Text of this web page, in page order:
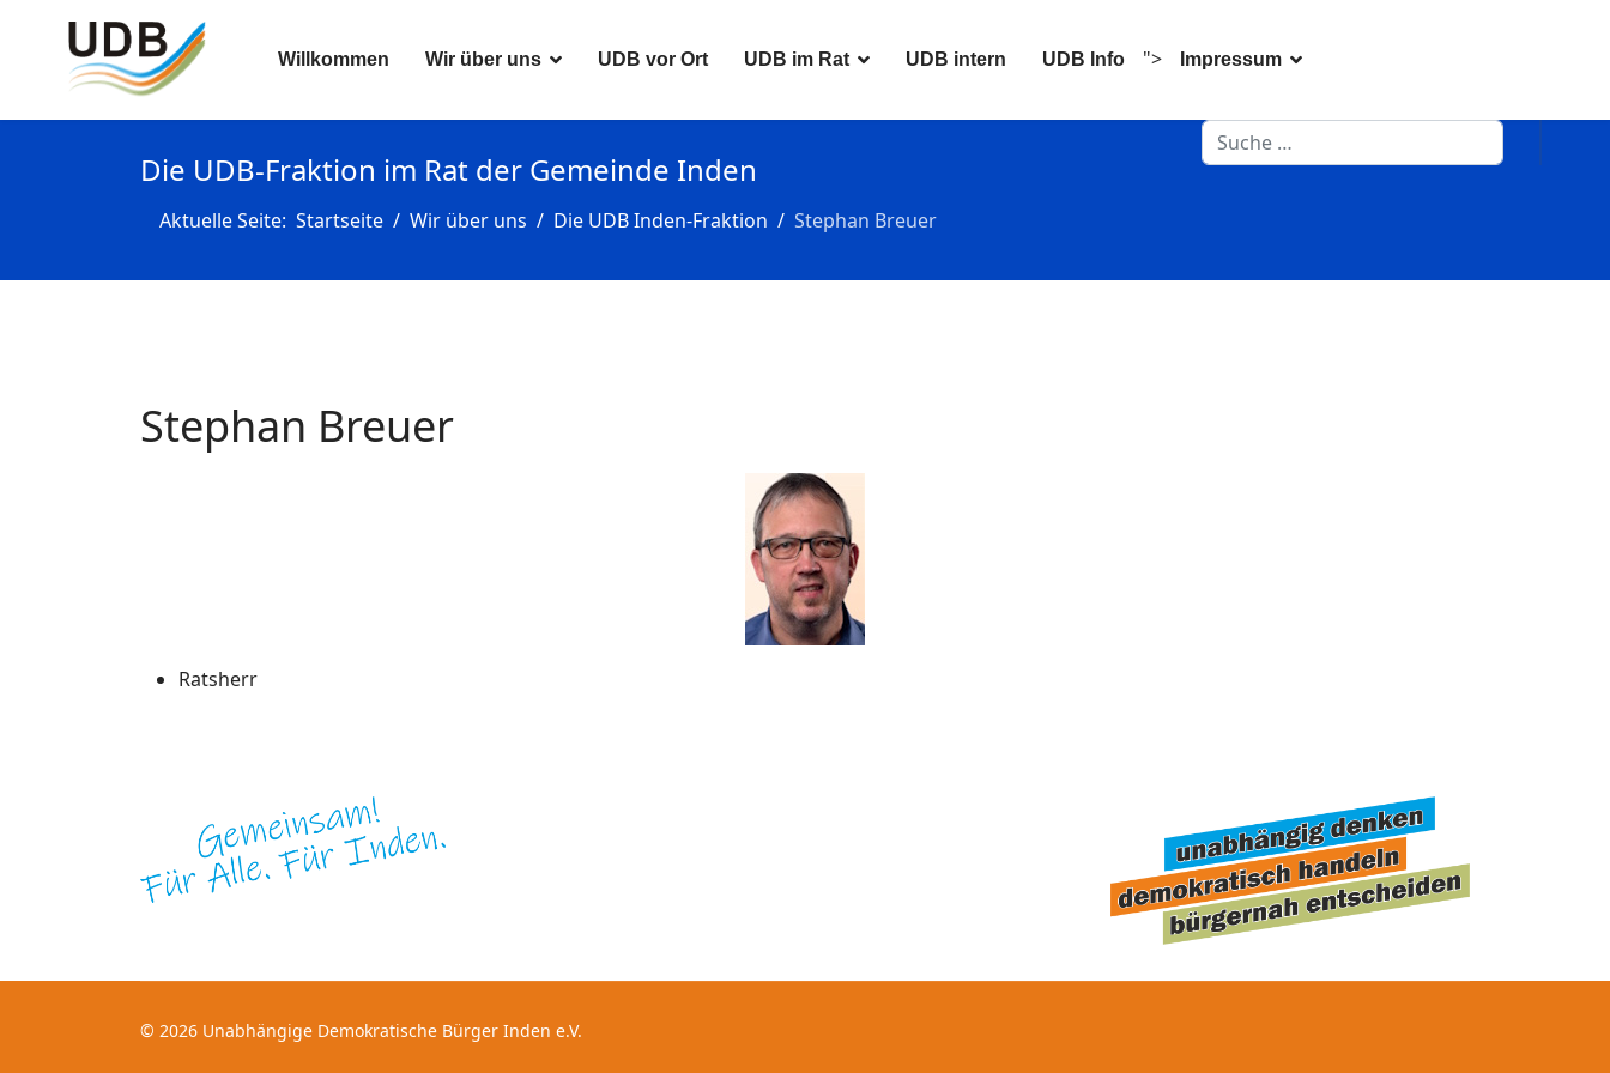
Willkommen Wir über uns UDB vor Ort UDB im Rat UDB intern UDB Info "> Impressum
Suchen
Die UDB-Fraktion im Rat der Gemeinde Inden
Aktuelle Seite: Startseite Wir über uns Die UDB Inden-Fraktion Stephan Breuer
Stephan Breuer
Ratsherr
© 2026 Unabhängige Demokratische Bürger Inden e.V.